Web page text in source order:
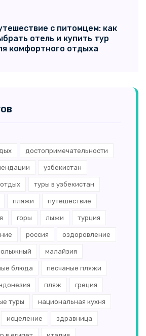
с питомцем: как
отель и купить тур
комфортного отдыха
достопримечательности
узбекистан
туры в узбекистан
пляжи путешествие
горы лыжи турция
россия оздоровление
малайзия
блюда песчаные пляжи
пляж греция
туры национальная кухня
исцеление здравница